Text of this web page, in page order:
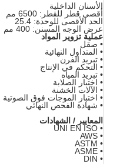
الأسنان الداخلية
أقصى قطر للقطر: 6500 مم
الحد الأقصى للوحدة: 25.4
عرض الوجه المسنن: 400 مم
عملية تزوير المواد
• صقل
• المتداول النهائية
• تبريد الفرن
• التحكم في الإنتاج
• تبريد المياه
• اختبار الصلابة
• الآلات الخشنة
• اختبار الموجات فوق الصوتية
• شهادة الفحص النهائي
المعايير / الشهادات
• UNI EN ISO
• AWS
• ASTM
• ASME
• DIN